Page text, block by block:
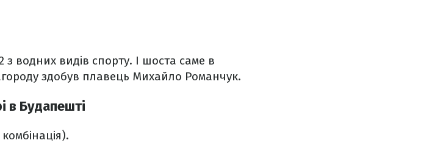
водних видів спорту. І шоста саме в
здобув плавець Михайло Романчук.
в Будапешті